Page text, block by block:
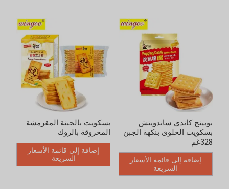
بسكويت بالجبنة المقرمشة
المحروقة بالروك
إضافة إلى قائمة الأسعار
السريعة
بسكويت المعكرون المعبأ
ببساطة 300غم
إضافة إلى قائمة الأسعار
السريعة